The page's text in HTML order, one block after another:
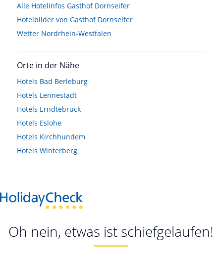
Alle Hotelinfos Gasthof Dornseifer
Hotelbilder von Gasthof Dornseifer
Wetter Nordrhein-Westfalen
Orte in der Nähe
Hotels Bad Berleburg
Hotels Lennestadt
Hotels Erndtebrück
Hotels Eslohe
Hotels Kirchhundem
Hotels Winterberg
Oh nein, etwas ist schiefgelaufen!